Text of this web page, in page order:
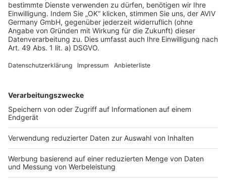
AGB-Übersicht
Datenschutz
Impressum
Services
Bauprojekt-Quiz
Häuser-Suche
Hausanbieter-Suche
Bauprojekt-Profil